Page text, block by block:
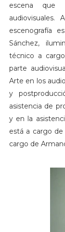
escena que
escenografía
Sánchez,
técnico a
parte
Arte en los
y
asistencia de
y en la
está a cargo
cargo de